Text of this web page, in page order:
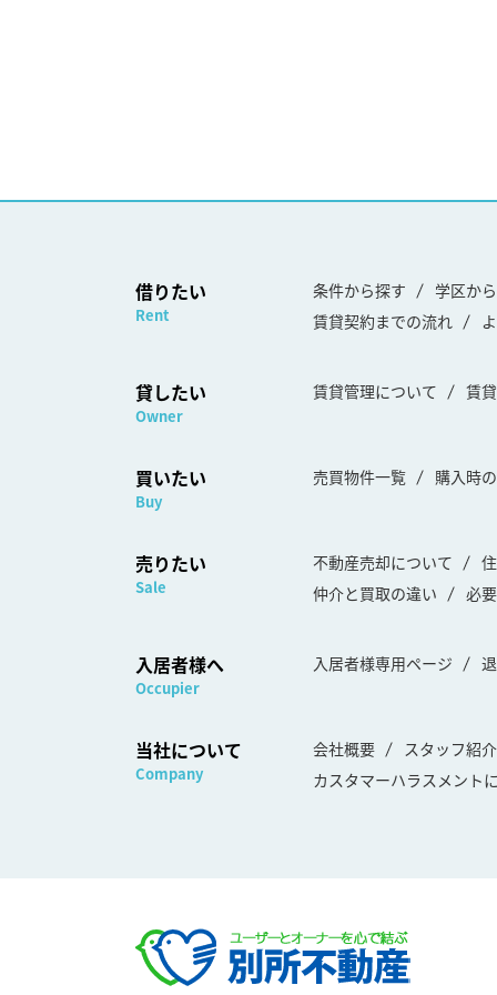
借りたい
Rent
条件から探す
学区か
賃貸契約までの流れ
貸したい
Owner
賃貸管理について 賃
買いたい
Buy
売買物件一覧 購入時
売りたい
Sale
不動産売却について
仲介と買取の違い
必
入居者様へ
Occupier
入居者様専用ページ
当社について
Company
会社概要
スタッフ紹介
カスタマーハラスメント